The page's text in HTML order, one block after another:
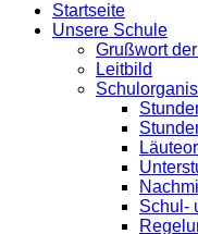
Startseite
Unsere Schule
Grußwort
Leitbild
Schul-